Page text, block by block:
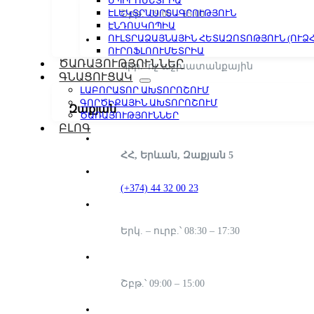
ԷԼԵԿՏՐԱՍՐՏԱԳՐՈՒԹՅՈՒՆ
ԷՆԴՈՍԿՈՊԻԱ
ՈՒԼՏՐԱՁԱՅՆԱՅԻՆ ՀԵՏԱԶՈՏՈԹՅՈՒՆ
ՈՒՐՈՖԼՈՈՒՄԵՏՐԻԱ
ԾԱՌԱՅՈՒԹՅՈՒՆՆԵՐ
ԳՆԱՑՈՒՑԱԿ
ԼԱԲՈՐԱՏՈՐ ԱԽՏՈՐՈՇՈՒՄ
ԳՈՐԾԻՔԱՅԻՆ ԱԽՏՈՐՈՇՈՒՄ
ԾԱՌԱՅՈՒԹՅՈՒՆՆԵՐ
ԲԼՈԳ
Շբթ.՝ 09:00 – 15:00
Կիր.՝ ոչ աշխատանքային
Զաքյան
ՀՀ, Երևան, Զաքյան 5
(+374) 44 32 00 23
Երկ. – ուրբ.՝ 08:30 – 17:30
Շբթ.՝ 09:00 – 15:00